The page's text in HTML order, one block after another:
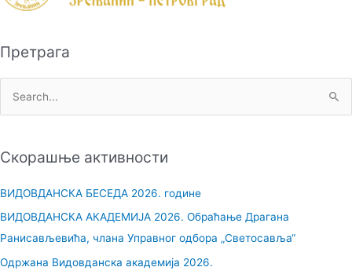
Претрага
т
з
Скорашње активности
ВИДОВДАНСКА БЕСЕДА 2026. године
ВИДОВДАНСКА АКАДЕМИЈА 2026. Обраћање Драгана
Ранисављевића, члана Управног одбора „Светосавља“
Одржана Видовданска академија 2026.